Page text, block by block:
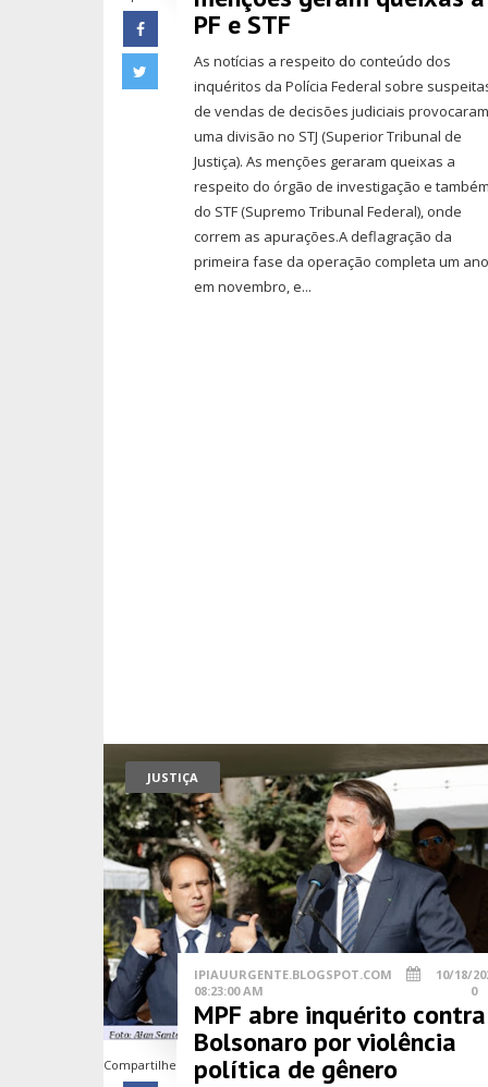
PF e STF
As notícias a respeito do conteúdo dos
inquéritos da Polícia Federal sobre
de vendas de decisões judiciais
uma divisão no STJ (Superior Tribunal de
Justiça). As menções geraram queixas a
respeito do órgão de investigação e
do STF (Supremo Tribunal Federal), onde
correm as apurações.A deflagração da
primeira fase da operação completa um
em novembro, e...
JUSTIÇA
Compartilhe
IPIAUURGENTE.BLOGSPOT.COM
10/18/
08:23:00 AM
0
MPF abre inquérito contra
Bolsonaro por violência
política de gênero